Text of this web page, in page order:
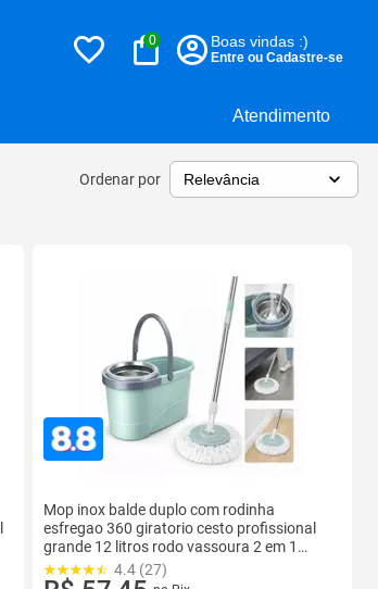
Atendimento
0 Boas vindas :)
Entre ou Cadastre-se
Ordenar por
Mop inox balde duplo com rodinha
esfregao 360 giratorio cesto profissional
grande 12 litros rodo vassoura 2 em 1
limpa s
4.4 (27)